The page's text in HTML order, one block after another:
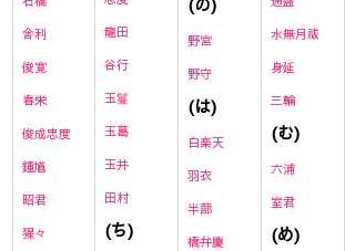
舎利
俊寛
春栄
俊成忠度
鍾馗
昭君
猩々
龍田
谷行
玉鬘
玉葛
玉井
田村
(ち)
野宮
野守
(は)
白楽天
羽衣
半蔀
橋弁慶
水無月祓
身延
三輪
(む)
六浦
室君
(め)